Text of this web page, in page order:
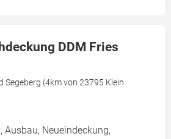
DDM Fries
Segeberg (4km von 23795 Klein
Ausbau, Neueindeckung,